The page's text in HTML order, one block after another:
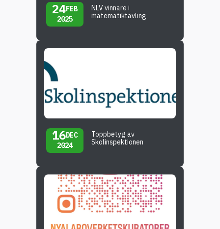
24FEB
2025
NLV vinnare i
matematiktävling
16DEC
2024
Toppbetyg av
Skolinspektionen